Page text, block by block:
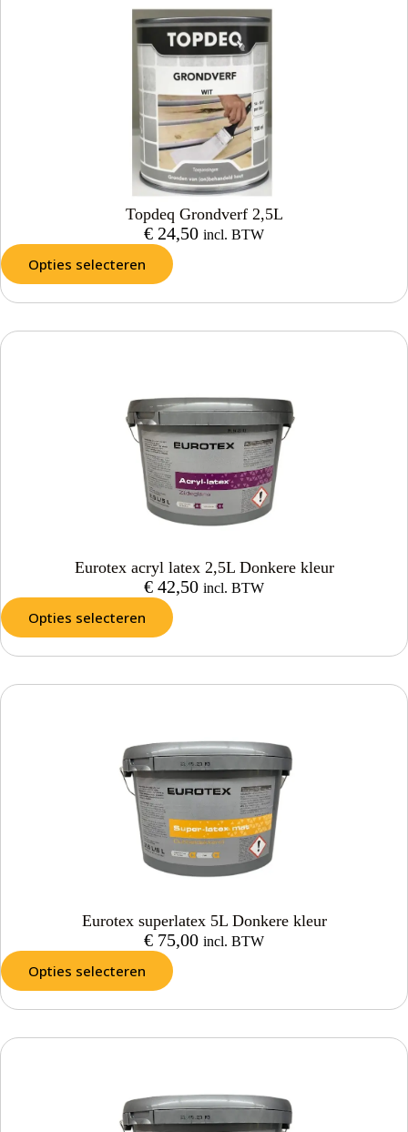
Topdeq Grondverf 2,5L
€ 24,50 incl. BTW
Opties selecteren
Eurotex acryl latex 2,5L Donkere kleur
€ 42,50 incl. BTW
Opties selecteren
Eurotex superlatex 5L Donkere kleur
€ 75,00 incl. BTW
Opties selecteren